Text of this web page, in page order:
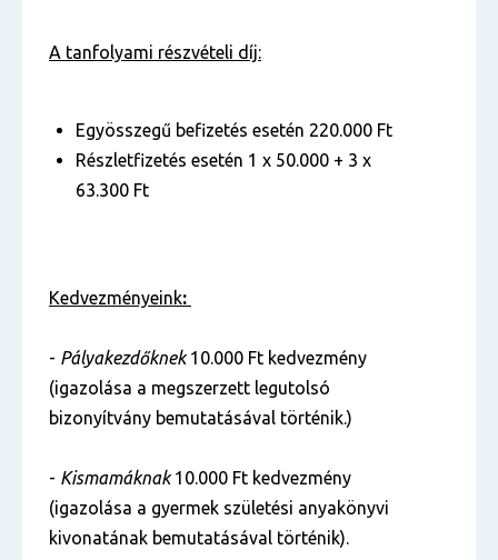
A tanfolyami részvételi díj:
Egyösszegű befizetés esetén 220.000 Ft
Részletfizetés esetén 1 x 50.000 + 3 x
63.300 Ft
Kedvezményeink:
- Pályakezdőknek10.000 Ft kedvezmény
(igazolása a megszerzett legutolsó
bizonyítvány bemutatásával történik.)
- Kismamáknak10.000 Ft kedvezmény
(igazolása a gyermek születési anyakönyvi
kivonatának bemutatásával történik).